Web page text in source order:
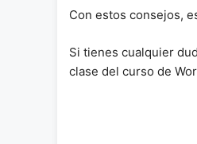
Con estos consejos,
Si tienes cualquier
clase del curso de